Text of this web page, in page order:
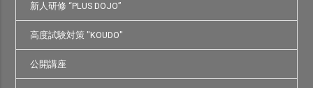
新人研修 “PLUS DOJO”
高度試験対策 "KOUDO"
公開講座